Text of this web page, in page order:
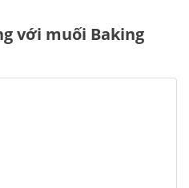
với muối Baking